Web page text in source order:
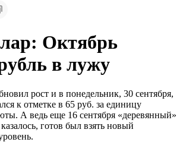
Октябрь
в лужу
рост и в понедельник, 30 сентября,
к отметке в 65 руб. за единицу
А ведь еще 16 сентября «деревянный»
готов был взять новый